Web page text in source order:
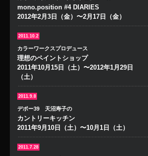
mono.position #4 DIARIES
2012年2月3日（金）〜2月17日（金）
2011.10.2
カラーワークスプロデュース
理想のペイントショップ
2011年10月15日（土）〜2012年1月29日
（土）
2011.9.8
デポー39 天沼寿子の
カントリーキッチン
2011年9月10日（土）〜10月1日（土）
2011.7.28